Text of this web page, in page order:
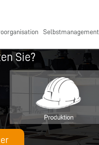
Selbstmanagement
Sie?